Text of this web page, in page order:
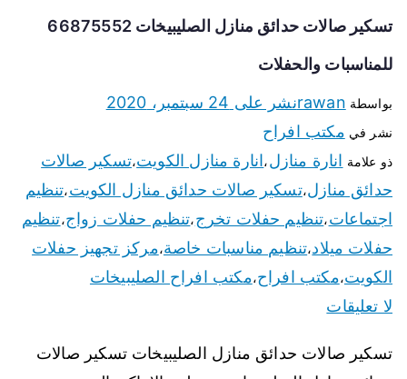
تسكير صالات حدائق منازل الصليبيخات 66875552
للمناسبات والحفلات
بواسطة rawanنشر على 24 سبتمبر، 2020
نشر في مكتب افراح
ذو علامة انارة منازل،انارة منازل الكويت،تسكير صالات
حدائق منازل،تسكير صالات حدائق منازل الكويت،تنظيم
اجتماعات،تنظيم حفلات تخرج،تنظيم حفلات زواج،تنظيم
حفلات ميلاد،تنظيم مناسبات خاصة،مركز تجهيز حفلات
الكويت،مكتب افراح،مكتب افراح الصليبيخات
لا تعليقات
تسكير صالات حدائق منازل الصليبيخات تسكير صالات